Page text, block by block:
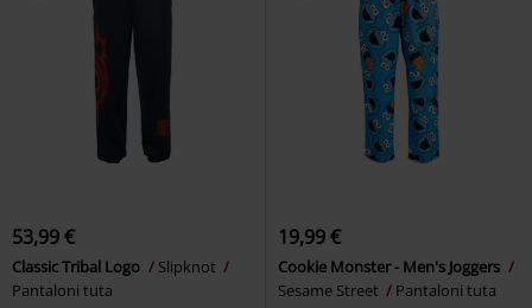
53,99 €
Classic Tribal Logo
Slipknot
Pantaloni tuta
19,99 €
Cookie Monster - Men's Joggers
Sesame Street
Pantaloni tuta